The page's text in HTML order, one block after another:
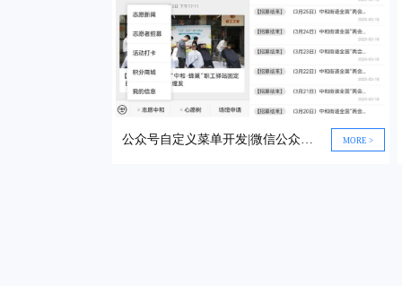
公众号自定义菜单开发|微信公众号开发|政企行业公众号搭建 MORE >